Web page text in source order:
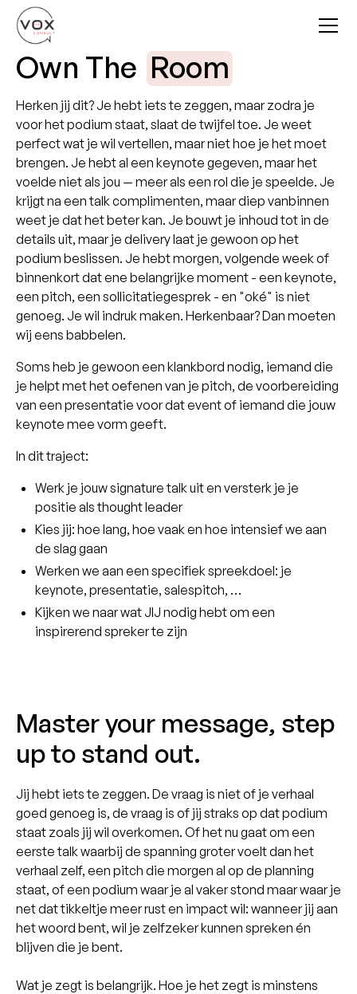
Own TheRoom
Herken jij dit? Je hebt iets te zeggen, maar zodra je
voor het podium staat, slaat de twijfel toe. Je weet
perfect wat je wil vertellen, maar niet hoe je het moet
brengen. Je hebt al een keynote gegeven, maar het
voelde niet als jou — meer als een rol die je speelde. Je
krijgt na een talk complimenten, maar diep vanbinnen
weet je dat het beter kan. Je bouwt je inhoud tot in de
details uit, maar je delivery laat je gewoon op het
podium beslissen. Je hebt morgen, volgende week of
binnenkort dat ene belangrijke moment - een keynote,
een pitch, een sollicitatiegesprek - en "oké" is niet
genoeg. Je wil indruk maken. Herkenbaar? Dan moeten
wij eens babbelen.
Soms heb je gewoon een klankbord nodig, iemand die
je helpt met het oefenen van je pitch, de voorbereiding
van een presentatie voor dat event of iemand die jouw
keynote mee vorm geeft.
In dit traject:
Werk je jouw signature talk uit en versterk je je
positie als thought leader
Kies jij: hoe lang, hoe vaak en hoe intensief we aan
de slag gaan
Werken we aan een specifiek spreekdoel: je
keynote, presentatie, salespitch, …
Kijken we naar wat JIJ nodig hebt om een
inspirerend spreker te zijn
Master your message, step
up to stand out.
Jij hebt iets te zeggen. De vraag is niet of je verhaal
goed genoeg is, de vraag is of jij straks op dat podium
staat zoals jij wil overkomen. Of het nu gaat om een
eerste talk waarbij de spanning groter voelt dan het
verhaal zelf, een pitch die morgen al op de planning
staat, of een podium waar je al vaker stond maar waar je
net dat tikkeltje meer rust en impact wil: wanneer jij aan
het woord bent, wil je zelfzeker kunnen spreken én
blijven die je bent.
Wat je zegt is belangrijk. Hoe je het zegt is minstens